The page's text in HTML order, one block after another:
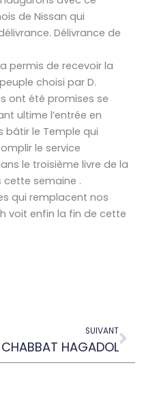
de Nissan qui
Délivrance de
permis de recevoir la
choisi par D.
ont été promises se
ultime l’entrée en
bâtir le Temple qui
le service
le troisième livre de la
semaine .
qui remplacent nos
voit enfin la fin de cette
SUIVANT
CHABBAT HAGADOL